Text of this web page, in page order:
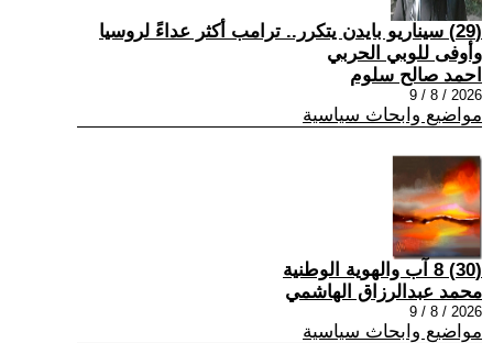
(29) سيناريو بايدن يتكرر.. ترامب أكثر عداءً لروسيا
وأوفى للوبي الحربي
احمد صالح سلوم
2026 / 8 / 9
مواضيع وابحاث سياسية
(30) 8 آب والهوية الوطنية
محمد عبدالرزاق الهاشمي
2026 / 8 / 9
مواضيع وابحاث سياسية